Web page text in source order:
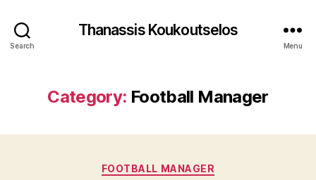
Search
Thanassis Koukoutselos
Menu
Category: Football Manager
Categories
FOOTBALL MANAGER